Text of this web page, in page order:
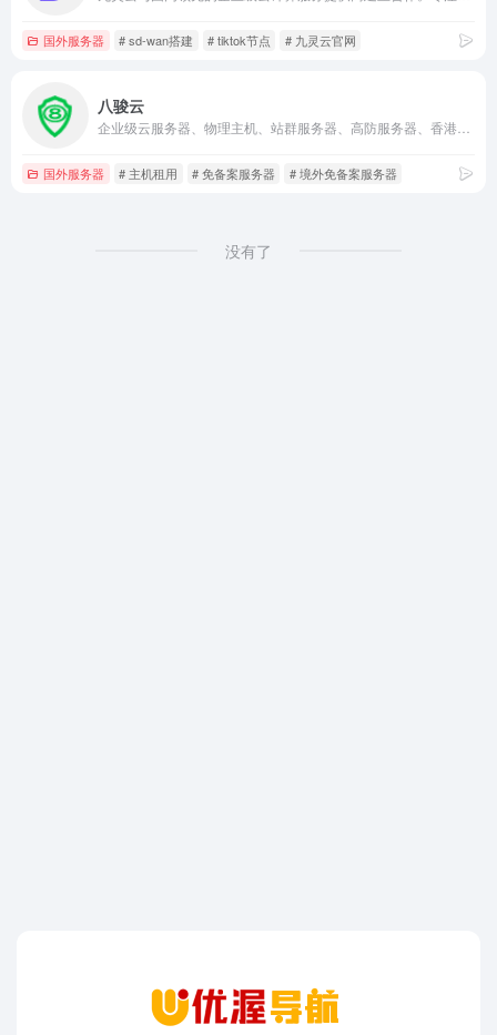
国外服务器 # sd-wan搭建 # tiktok节点 # 九灵云官网
八骏云
国外服务器 # 主机租用 # 免备案服务器 # 境外免备案服务器
没有了